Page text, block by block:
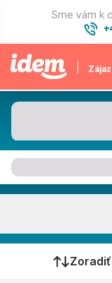
Sme vám k
Kedy cestujete?
Zoradiť